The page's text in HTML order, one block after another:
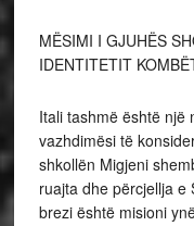
MËSIMI I GJUHËS
IDENTITETIT
Itali tashmë është një
vazhdimësi të
shkollën Migjeni
ruajta dhe përcjellja e
brezi është misioni